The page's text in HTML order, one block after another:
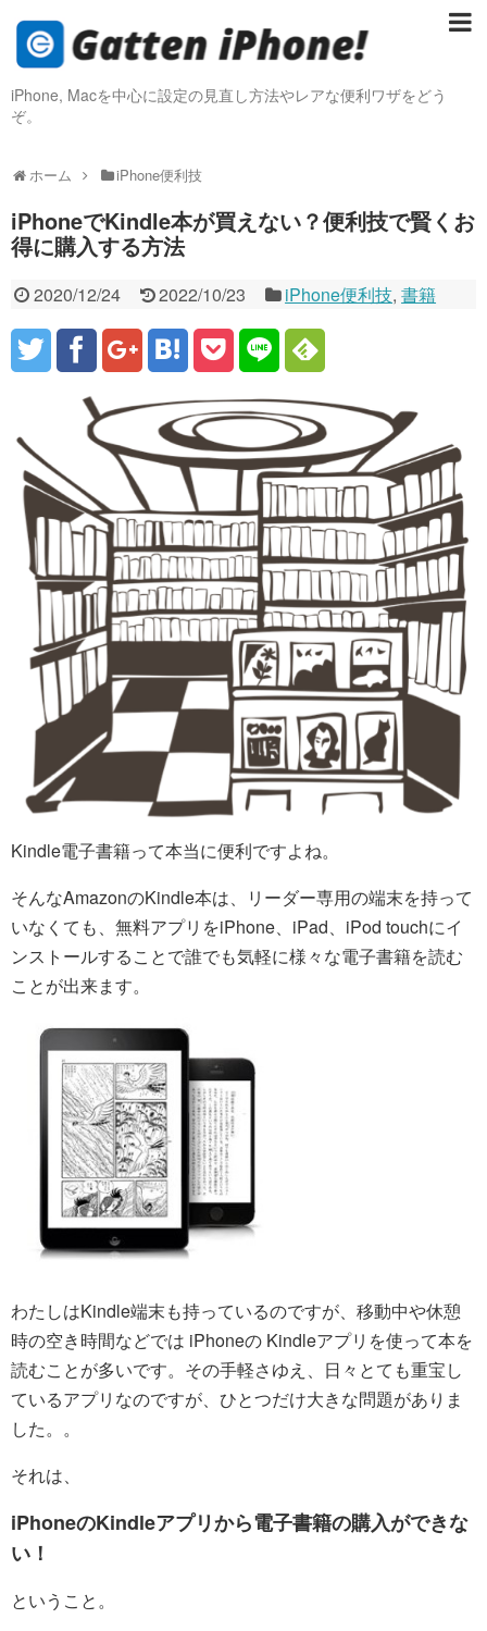
iPhone, Macを中心に設定の見直し方法やレアな便利ワザをどう
ぞ。
ホーム iPhone便利技
iPhoneでKindle本が買えない？便利技で賢くお
得に購入する方法
2020/12/24 2022/10/23 iPhone便利技,書籍
Kindle電子書籍って本当に便利ですよね。
そんなAmazonのKindle本は、リーダー専用の端末を持って
いなくても、無料アプリをiPhone、iPad、iPod touchにイ
ンストールすることで誰でも気軽に様々な電子書籍を読む
ことが出来ます。
わたしはKindle端末も持っているのですが、移動中や休憩
時の空き時間などでは iPhoneの Kindleアプリを使って本を
読むことが多いです。その手軽さゆえ、日々とても重宝し
ているアプリなのですが、ひとつだけ大きな問題がありま
した。。
それは、
iPhoneのKindleアプリから電子書籍の購入ができな
い！
ということ。